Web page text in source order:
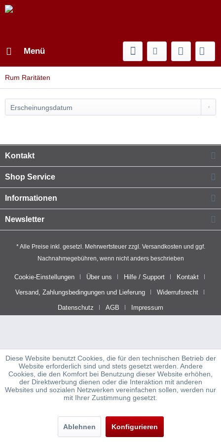
Menü
Rum Raritäten
Kontakt
Shop Service
Informationen
Newsletter
* Alle Preise inkl. gesetzl. Mehrwertsteuer zzgl. Versandkosten und ggf.
Nachnahmegebühren, wenn nicht anders beschrieben
Cookie-Einstellungen Über uns Hilfe / Support Kontakt
Versand, Zahlungsbedingungen und Lieferung Widerrufsrecht
Datenschutz AGB Impressum
Diese Website benutzt Cookies, die für den technischen Betrieb der
Website erforderlich sind und stets gesetzt werden. Andere
Cookies, die den Komfort bei Benutzung dieser Website erhöhen,
der Direktwerbung dienen oder die Interaktion mit anderen
Websites und sozialen Netzwerken vereinfachen sollen, werden nur
mit Ihrer Zustimmung gesetzt.
Ablehnen Konfigurieren